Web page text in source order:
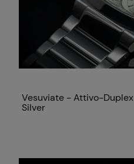
Vesuviate - Attivo-Duplex
Silver